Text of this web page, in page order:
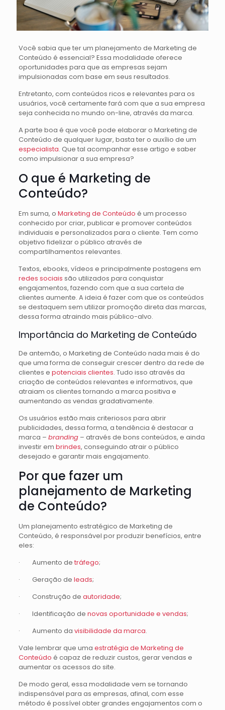
Você sabia que ter um planejamento de Marketing de
Conteúdo é essencial? Essa modalidade oferece
oportunidades para que as empresas sejam
impulsionadas com base em seus resultados.
Entretanto, com conteúdos ricos e relevantes para os
usuários, você certamente fará com que a sua empresa
seja conhecida no mundo on-line, através da marca.
A parte boa é que você pode elaborar o Marketing de
Conteúdo de qualquer lugar, basta ter o auxílio de um
especialista. Que tal acompanhar esse artigo e saber
como impulsionar a sua empresa?
O que é Marketing de
Conteúdo?
Em suma, o Marketing de Conteúdo é um processo
conhecido por criar, publicar e promover conteúdos
individuais e personalizados para o cliente. Tem como
objetivo fidelizar o público através de
compartilhamentos relevantes.
Textos, ebooks, vídeos e principalmente postagens em
redes sociais são utilizados para conquistar
engajamentos, fazendo com que a sua cartela de
clientes aumente. A ideia é fazer com que os conteúdos
se destaquem sem utilizar promoção direta das marcas,
dessa forma atraindo mais público-alvo.
Importância do Marketing de Conteúdo
De antemão, o Marketing de Conteúdo nada mais é do
que uma forma de conseguir crescer dentro da rede de
clientes e potenciais clientes. Tudo isso através da
criação de conteúdos relevantes e informativos, que
atraiam os clientes tornando a marca positiva e
aumentando as vendas gradativamente.
Os usuários estão mais criteriosos para abrir
publicidades, dessa forma, a tendência é destacar a
marca – branding– através de bons conteúdos, e ainda
investir em brindes, conseguindo atrair o público
desejado e garantir mais engajamento.
Por que fazer um
planejamento de Marketing
de Conteúdo?
Um planejamento estratégico de Marketing de
Conteúdo, é responsável por produzir benefícios, entre
eles:
· Aumento de tráfego;
· Geração de leads;
· Construção de autoridade;
· Identificação de novas oportunidade e vendas;
· Aumento da visibilidade da marca.
Vale lembrar que uma estratégia de Marketing de
Conteúdo é capaz de reduzir custos, gerar vendas e
aumentar os acessos do site.
De modo geral, essa modalidade vem se tornando
indispensável para as empresas, afinal, com esse
método é possível obter grandes engajamentos com o